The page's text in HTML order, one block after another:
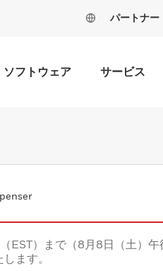
パートナー
ソフトウェア サービス
）まで（8月8日（土）
ます。